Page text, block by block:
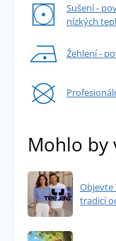
Sušení -
nízkých
Žehlení -
Mohlo by
Objevte
tradicí